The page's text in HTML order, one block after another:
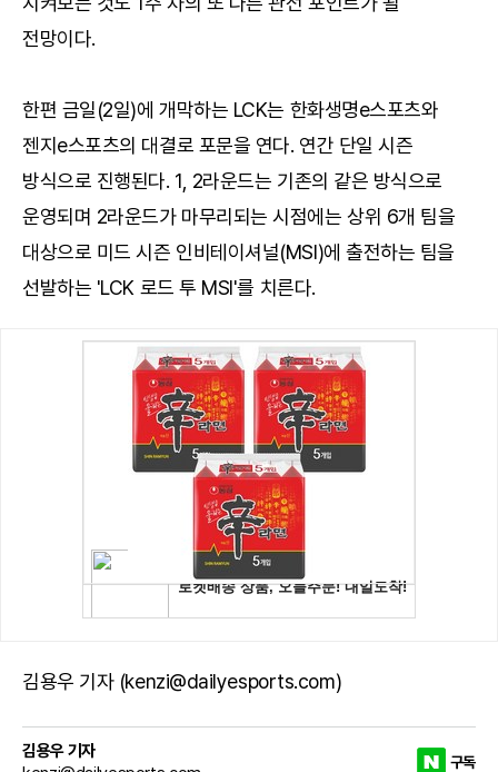
전망이다.
한편 금일(2일)에 개막하는 LCK는 한화생명e스포츠와
젠지e스포츠의 대결로 포문을 연다. 연간 단일 시즌
방식으로 진행된다. 1, 2라운드는 기존의 같은 방식으로
운영되며 2라운드가 마무리되는 시점에는 상위 6개 팀을
대상으로 미드 시즌 인비테이셔널(MSI)에 출전하는 팀을
선발하는 'LCK 로드 투 MSI'를 치른다.
김용우 기자 (kenzi@dailyesports.com)
김용우 기자
구독